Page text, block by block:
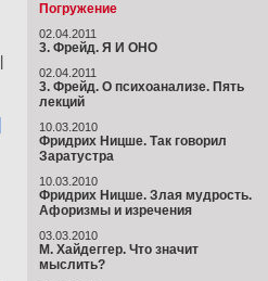
Погружение
02.04.2011
3. Фрейд. Я И ОНО
02.04.2011
3. Фрейд. О психоанализе. Пять
лекций
10.03.2010
Фридрих Ницше. Так говорил
Заратустра
10.03.2010
Фридрих Ницше. Злая мудрость.
Афоризмы и изречения
03.03.2010
М. Хайдеггер. Что значит
мыслить?